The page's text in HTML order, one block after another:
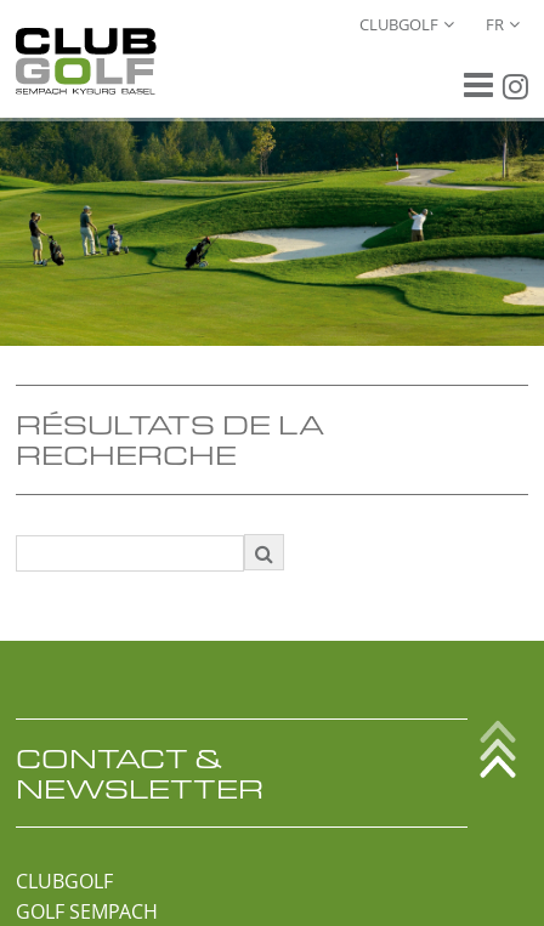
CLUBGOLF FR
RÉSULTATS DE LA
RECHERCHE

CONTACT &
NEWSLETTER
CLUBGOLF
GOLF SEMPACH